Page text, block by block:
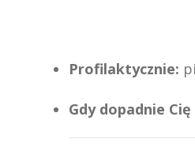
Profilaktycznie:
Gdy dopadnie